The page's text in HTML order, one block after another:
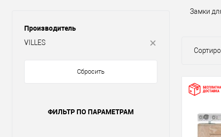
Производитель
VILLES
Сбросить
ФИЛЬТР ПО ПАРАМЕТРАМ
Замки